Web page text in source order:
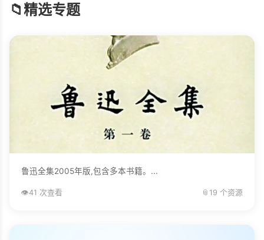
📁精选专题
鲁迅全集2005年版,包含多本书籍。...
👁️41 次查看 📎 19 个资源